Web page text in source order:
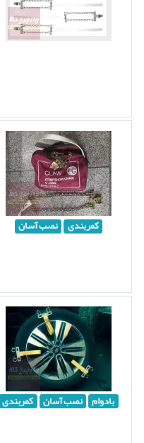
کمربندی نصب آسان
بادوام نصب آسان کمربندی